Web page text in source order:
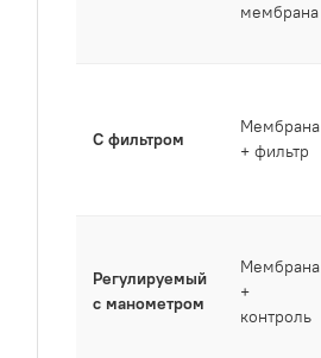
мембрана
С фильтром
Мембрана
+ фильтр
Регулируемый
с манометром
Мембрана
+
контроль